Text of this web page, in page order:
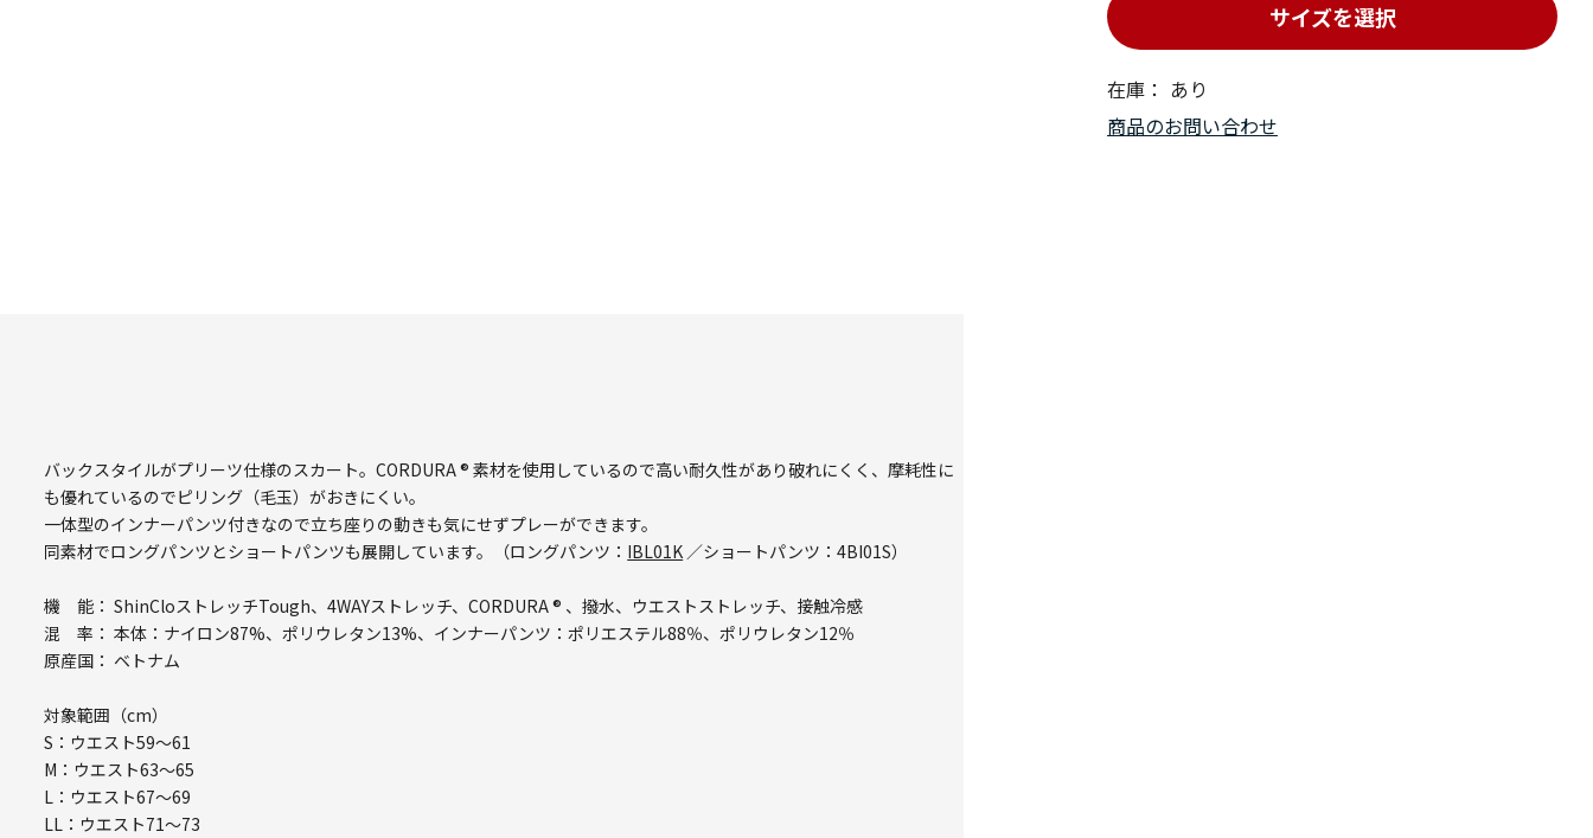
在庫： あり
サイズを選択
商品のお問い合わせ
バックスタイルがプリーツ仕様のスカート。CORDURA ® 素材を使用しているので高い耐久性があり破れにくく、摩耗性に
も優れているのでピリング（毛玉）がおきにくい。
一体型のインナーパンツ付きなので立ち座りの動きも気にせずプレーができます。
同素材でロングパンツとショートパンツも展開しています。（ロングパンツ： IBL01K ／ショートパンツ：4BI01S）
機 能： ShinCloストレッチTough、4WAYストレッチ、CORDURA ® 、撥水、ウエストストレッチ、接触冷感
混 率： 本体：ナイロン87%、ポリウレタン13%、インナーパンツ：ポリエステル88％、ポリウレタン12％
原産国： ベトナム
対象範囲（cm）
S：ウエスト59～61
M：ウエスト63～65
L：ウエスト67～69
LL：ウエスト71～73